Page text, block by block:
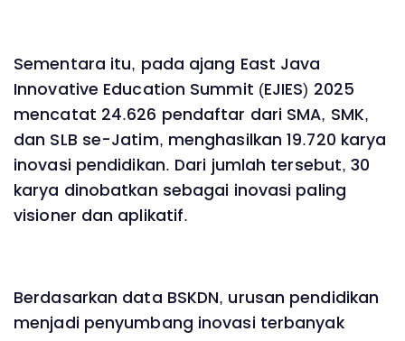
Sementara itu, pada ajang East Java
Innovative Education Summit (EJIES) 2025
mencatat 24.626 pendaftar dari SMA, SMK,
dan SLB se-Jatim, menghasilkan 19.720 karya
inovasi pendidikan. Dari jumlah tersebut, 30
karya dinobatkan sebagai inovasi paling
visioner dan aplikatif.
Berdasarkan data BSKDN, urusan pendidikan
menjadi penyumbang inovasi terbanyak